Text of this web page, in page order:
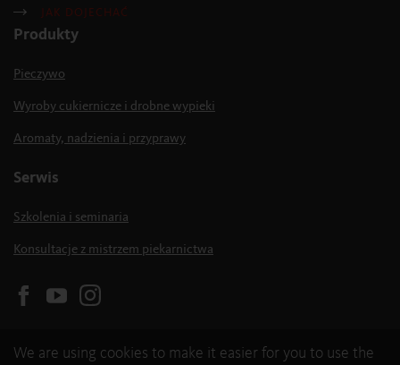
JAK DOJECHAĆ
Produkty
Pieczywo
Wyroby cukiernicze i drobne wypieki
Aromaty, nadzienia i przyprawy
Serwis
Szkolenia i seminaria
Konsultacje z mistrzem piekarnictwa
We are using cookies to make it easier for you to use the